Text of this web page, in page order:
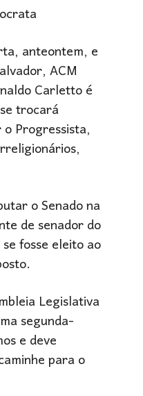
anteontem, e
ACM
Carletto é
trocará
Progressista,
o Senado na
de senador do
fosse eleito ao
Legislativa
segunda-
e deve
para o